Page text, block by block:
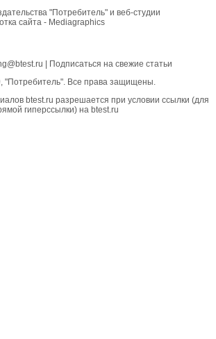
"Потребитель" и веб-студии
сайта - Mediagraphics
Подписаться на свежие статьи
"Потребитель". Все права защищены.
btest.ru разрешается при условии ссылки (для
гиперссылки) на btest.ru